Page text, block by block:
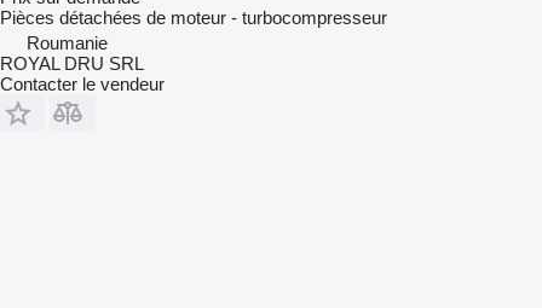
Pièces détachées de moteur - turbocompresseur
Roumanie
ROYAL DRU SRL
Contacter le vendeur